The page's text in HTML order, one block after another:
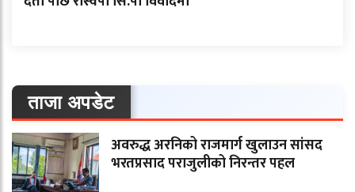
ताजा अपडेट
अवरुद्ध अरनिको राजमार्ग खुलाउन सांसद
भरतप्रसाद पराजुलीको निरन्तर पहल